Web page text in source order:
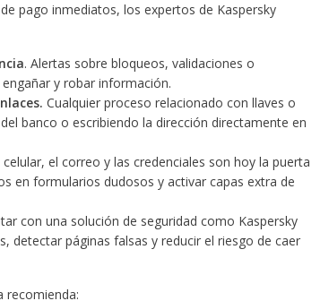
pago inmediatos, los expertos de Kaspersky
. Alertas sobre bloqueos, validaciones o
y robar información.
Cualquier proceso relacionado con llaves o
banco o escribiendo la dirección directamente en
el correo y las credenciales son hoy la puerta
en formularios dudosos y activar capas extra de
con una solución de seguridad como Kaspersky
detectar páginas falsas y reducir el riesgo de caer
recomienda: